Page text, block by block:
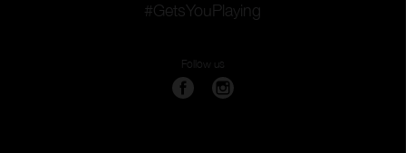
#GetsYouPlaying
Follow us